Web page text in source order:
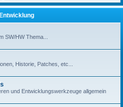
SW/HW Thema...
Historie, Patches, etc...
und Entwicklungswerkzeuge allgemein